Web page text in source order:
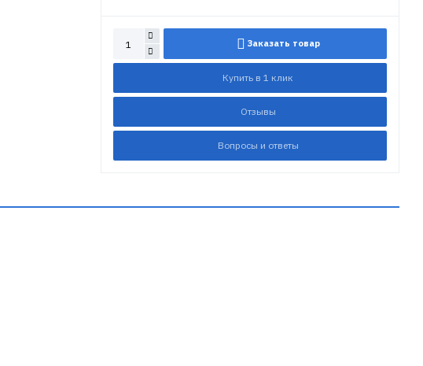
Заказать товар
Купить в 1 клик
Отзывы
Вопросы и ответы